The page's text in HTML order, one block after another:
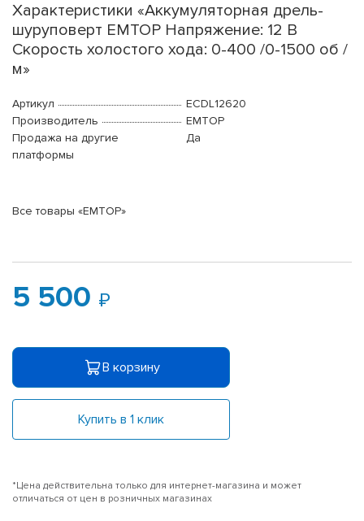
Характеристики «Аккумуляторная дрель-
шуруповерт EMTOP Напряжение: 12 В
Скорость холостого хода: 0-400 /0-1500 об /
м»
Артикул
ECDL12620
Производитель
EMTOP
Продажа на другие
платформы
Да
Все товары «EMTOP»
5 500
В корзину
Купить в 1 клик
*Цена действительна только для интернет-магазина и может
отличаться от цен в розничных магазинах